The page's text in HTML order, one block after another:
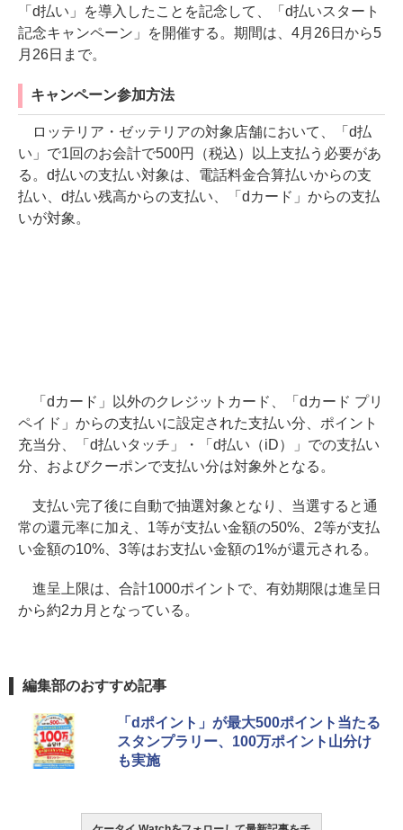
「d払い」を導入したことを記念して、「d払いスタート
記念キャンペーン」を開催する。期間は、4月26日から5
月26日まで。
キャンペーン参加方法
ロッテリア・ゼッテリアの対象店舗において、「d払
い」で1回のお会計で500円（税込）以上支払う必要があ
る。d払いの支払い対象は、電話料金合算払いからの支
払い、d払い残高からの支払い、「dカード」からの支払
いが対象。
「dカード」以外のクレジットカード、「dカード プリ
ペイド」からの支払いに設定された支払い分、ポイント
充当分、「d払いタッチ」・「d払い（iD）」での支払い
分、およびクーポンで支払い分は対象外となる。
支払い完了後に自動で抽選対象となり、当選すると通
常の還元率に加え、1等が支払い金額の50%、2等が支払
い金額の10%、3等はお支払い金額の1%が還元される。
進呈上限は、合計1000ポイントで、有効期限は進呈日
から約2カ月となっている。
編集部のおすすめ記事
「dポイント」が最大500ポイント当たる
スタンプラリー、100万ポイント山分け
も実施